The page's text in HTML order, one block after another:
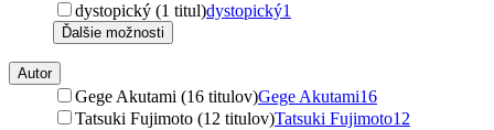
dystopický (1 titul)dystopický1
Ďalšie možnosti
Autor
Gege Akutami (16 titulov)Gege Akutami16
Tatsuki Fujimoto (12 titulov)Tatsuki Fujimoto12